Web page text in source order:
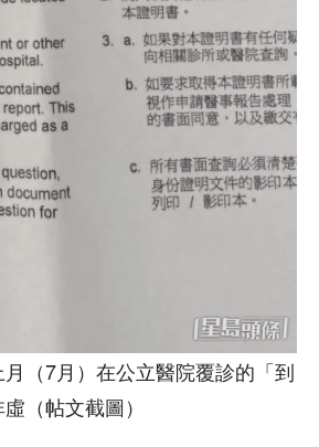
（7月）在公立醫院覆診的「到
（帖文截圖）